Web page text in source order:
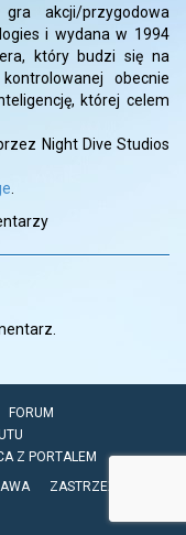
akcji/przygodowa
i wydana w 1994
który budzi się na
obecnie
której celem
Night Dive Studios
FORUM
Z PORTALEM
ZASTRZEŻONE